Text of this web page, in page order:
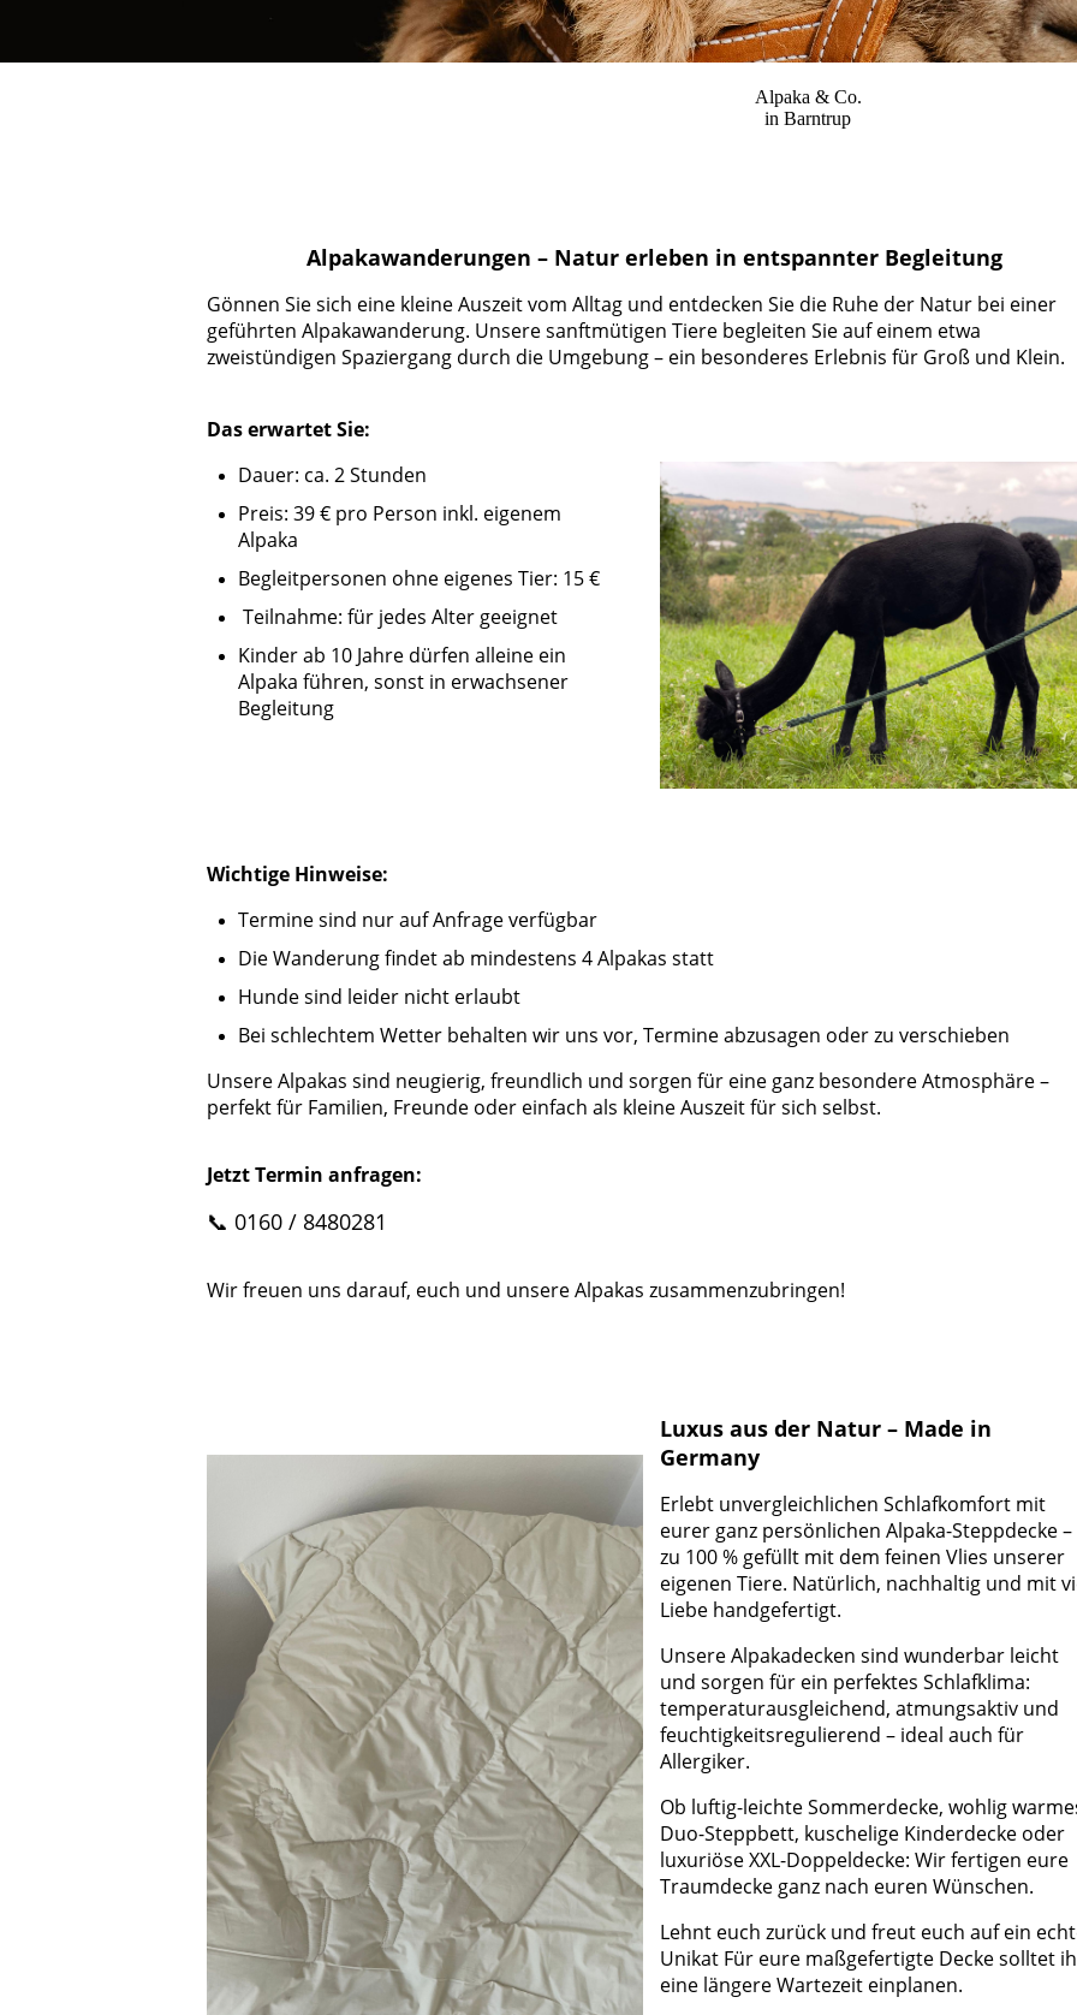
Alpaka & Co.
in Barntrup
Alpakawanderungen – Natur erleben in entspannter Begleitung
Gönnen Sie sich eine kleine Auszeit vom Alltag und entdecken Sie die Ruhe der Natur bei einer
geführten Alpakawanderung. Unsere sanftmütigen Tiere begleiten Sie auf einem etwa
zweistündigen Spaziergang durch die Umgebung – ein besonderes Erlebnis für Groß und Klein.
Das erwartet Sie:
Dauer: ca. 2 Stunden
Preis: 39 € pro Person inkl. eigenem
Alpaka
Begleitpersonen ohne eigenes Tier: 15 €
Teilnahme: für jedes Alter geeignet
Kinder ab 10 Jahre dürfen alleine ein
Alpaka führen, sonst in erwachsener
Begleitung
Wichtige Hinweise:
Termine sind nur auf Anfrage verfügbar
Die Wanderung findet ab mindestens 4 Alpakas statt
Hunde sind leider nicht erlaubt
Bei schlechtem Wetter behalten wir uns vor, Termine abzusagen oder zu verschieben
Unsere Alpakas sind neugierig, freundlich und sorgen für eine ganz besondere Atmosphäre –
perfekt für Familien, Freunde oder einfach als kleine Auszeit für sich selbst.
Jetzt Termin anfragen:
📞 0160 / 8480281
Wir freuen uns darauf, euch und unsere Alpakas zusammenzubringen!
Luxus aus der Natur – Made in
Germany
Erlebt unvergleichlichen Schlafkomfort mit
eurer ganz persönlichen Alpaka-Steppdecke –
zu 100 % gefüllt mit dem feinen Vlies unserer
eigenen Tiere. Natürlich, nachhaltig und mit
Liebe handgefertigt.
Unsere Alpakadecken sind wunderbar leicht
und sorgen für ein perfektes Schlafklima:
temperaturausgleichend, atmungsaktiv und
feuchtigkeitsregulierend – ideal auch für
Allergiker.
Ob luftig-leichte Sommerdecke, wohlig
Duo-Steppbett, kuschelige Kinderdecke oder
luxuriöse XXL-Doppeldecke: Wir fertigen eure
Traumdecke ganz nach euren Wünschen.
Lehnt euch zurück und freut euch auf ein
Unikat Für eure maßgefertigte Decke solltet
eine längere Wartezeit einplanen.